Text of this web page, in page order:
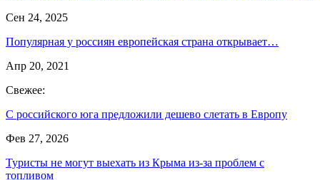
Сен 24, 2025
Популярная у россиян европейская страна открывает…
Апр 20, 2021
Свежее:
С российского юга предложили дешево слетать в Европу
Фев 27, 2026
Туристы не могут выехать из Крыма из-за проблем с
топливом